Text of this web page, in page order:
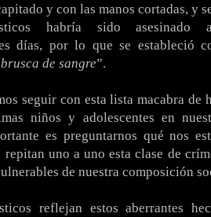
y con las manos cortadas, y
habría sido asesinado
días, por lo que se estableció
de sangre”.
seguir con esta lista macabra de
niños y adolescentes en
es preguntarnos qué nos
repitan uno a uno esta clase de
de nuestra composición
reflejan estos aberrantes